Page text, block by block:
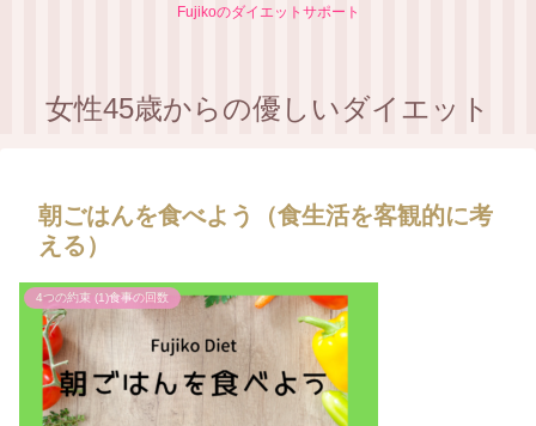
Fujikoのダイエットサポート
女性45歳からの優しいダイエット
朝ごはんを食べよう（食生活を客観的に考
える）
4つの約束 (1)食事の回数